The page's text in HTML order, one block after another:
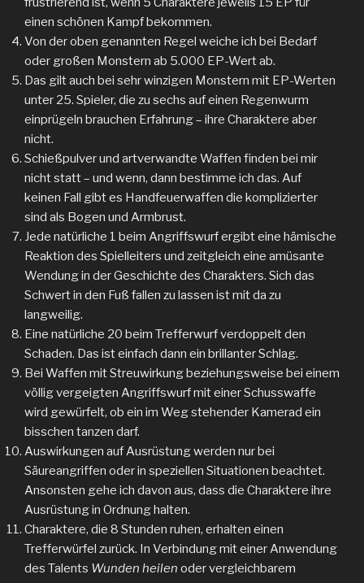
einen schönen Kampf bekommen.
Von der oben genannten Regel weiche ich bei Bedarf
oder großen Monstern ab 5.000 EP-Wert ab.
Das gilt auch bei sehr winzigen Monstern mit EP-Werten
unter 25. Spieler, die zu sechs auf einen Regenwurm
einprügeln brauchen Erfahrung – ihre Charaktere aber
nicht.
Schießpulver und artverwandte Waffen finden bei mir
nicht statt – und wenn, dann bestimme ich das. Auf
keinen Fall gibt es Handfeuerwaffen die komplizierter
sind als Bogen und Armbrust.
Jede natürliche 1 beim Angriffswurf ergibt eine hämische
Reaktion des Spielleiters und zeitgleich eine amüsante
Wendung in der Geschichte des Charakters. Sich das
Schwert in den Fuß fallen zu lassen ist mit da zu
langweilig.
Eine natürliche 20 beim Trefferwurf verdoppelt den
Schaden. Das ist einfach dann ein brillanter Schlag.
Bei Waffen mit Streuwirkung beziehungsweise bei einem
völlig vergeigten Angriffswurf mit einer Schusswaffe
wird gewürfelt, ob ein im Weg stehender Kamerad ein
bisschen tanzen darf.
Auswirkungen auf Ausrüstung werden nur bei
Säureangriffen oder in speziellen Situationen beachtet.
Ansonsten gehe ich davon aus, dass die Charaktere ihre
Ausrüstung in Ordnung halten.
Charaktere, die 8 Stunden ruhen, erhalten einen
Trefferwürfel zurück. In Verbindung mit einer Anwendung
des Talents Wunden heilen oder vergleichbarem